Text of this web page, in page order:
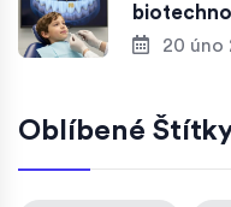
20 úno
Oblíbené